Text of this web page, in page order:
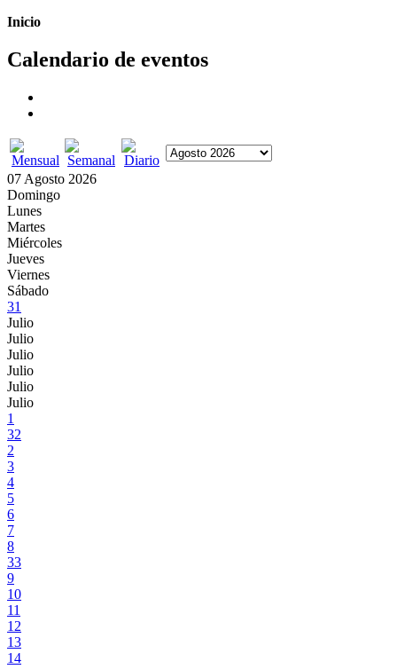
Inicio
Calendario de eventos
07 Agosto 2026
Domingo
Lunes
Martes
Miércoles
Jueves
Viernes
Sábado
31
Julio
Julio
Julio
Julio
Julio
Julio
1
32
2
3
4
5
6
7
8
33
9
10
11
12
13
14